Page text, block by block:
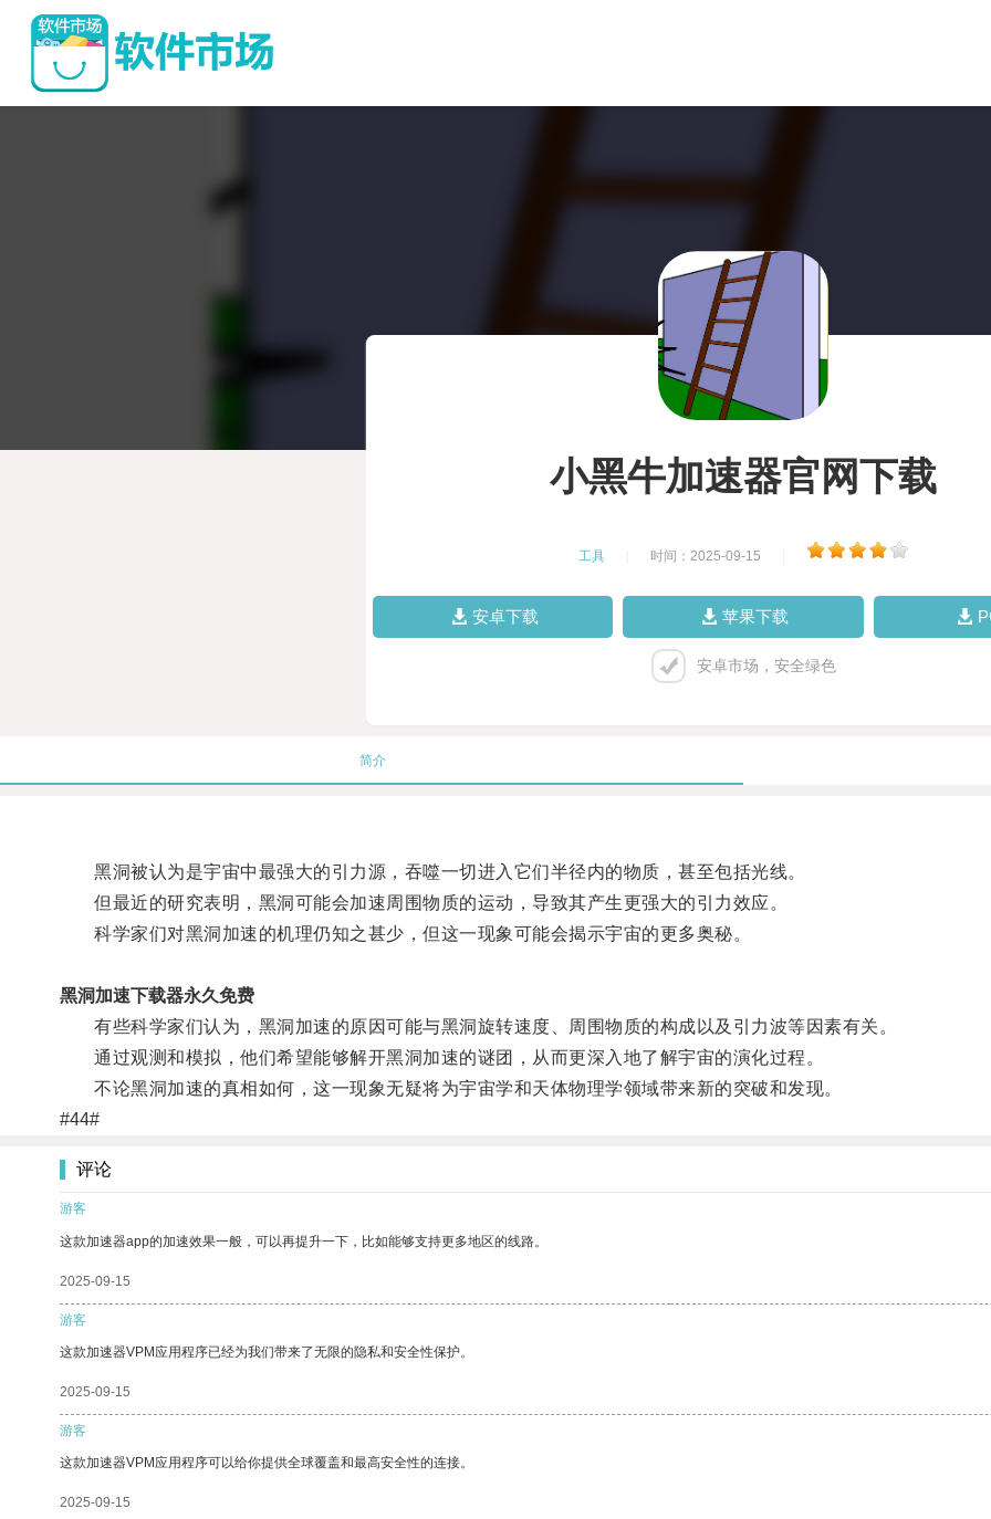
小黑牛加速器官网下载
工具 时间：2025-09-15
安卓下载 苹果下载
安卓市场，安全绿色
简介
黑洞被认为是宇宙中最强大的引力源，吞噬一切进入它们半径内的物质，甚至包括光线。
但最近的研究表明，黑洞可能会加速周围物质的运动，导致其产生更强大的引力效应。
科学家们对黑洞加速的机理仍知之甚少，但这一现象可能会揭示宇宙的更多奥秘。
黑洞加速下载器永久免费
有些科学家们认为，黑洞加速的原因可能与黑洞旋转速度、周围物质的构成以及引力波等因素有关。
通过观测和模拟，他们希望能够解开黑洞加速的谜团，从而更深入地了解宇宙的演化过程。
不论黑洞加速的真相如何，这一现象无疑将为宇宙学和天体物理学领域带来新的突破和发现。
#44#
评论
游客
这款加速器app的加速效果一般，可以再提升一下，比如能够支持更多地区的线路。
2025-09-15
游客
这款加速器VPM应用程序已经为我们带来了无限的隐私和安全性保护。
2025-09-15
游客
这款加速器VPM应用程序可以给你提供全球覆盖和最高安全性的连接。
2025-09-15